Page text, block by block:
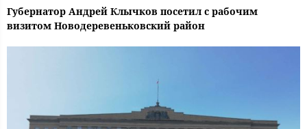
Губернатор Андрей Клычков посетил с рабочим
визитом Новодеревеньковский район